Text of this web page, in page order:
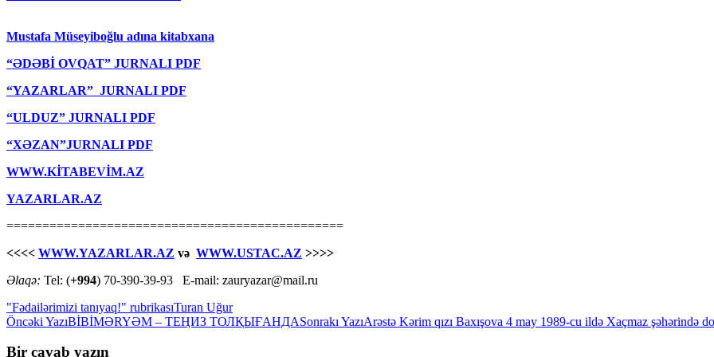
Mustafa Müseyiboğlu adına kitabxana
“ƏDƏBİ OVQAT” JURNALI PDF
“YAZARLAR” JURNALI PDF
“ULDUZ” JURNALI PDF
“XƏZAN”JURNALI PDF
WWW.KİTABEVİM.AZ
YAZARLAR.AZ
===============================================
<<<< WWW.YAZARLAR.AZ və WWW.USTAC.AZ >>>>
Əlaqə: Tel: (+994) 70-390-39-93 E-mail: zauryazar@mail.ru
"Fədailərimizi tanıyaq!" rubrikasıTuran Uğur
Yazılar
üzrə
Öncəki YazıBİBİMƏRYƏM – ТЕҢИЗ ТОЛҚЫҒАНДАSonrakı YazıArəstə Kərim qızı Baxışova 4 may 1989-cu ildə Xaçmaz şəhərində
Bir cavab yazın